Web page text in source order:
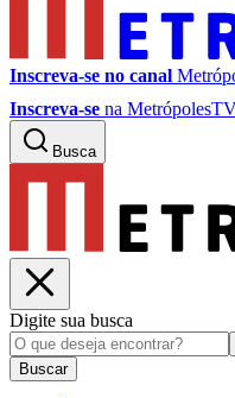
Inscreva-se no canal
Inscreva-se na
Busca
Digite sua busca
Buscar